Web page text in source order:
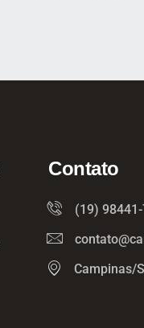
Contato
(19)
Campinas/